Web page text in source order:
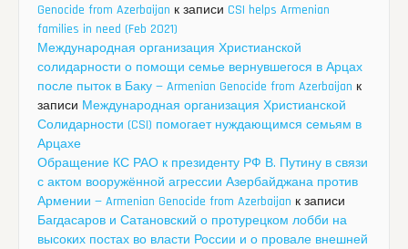
Genocide from Azerbaijan к записи CSI helps Armenian
families in need (Feb 2021)
Международная организация Христианской
солидарности о помощи семье вернувшегося в Арцах
после пыток в Баку — Armenian Genocide from Azerbaijan к
записи Международная организация Христианской
Солидарности (CSI) помогает нуждающимся семьям в
Арцахе
Обращение КС РАО к президенту РФ В. Путину в связи
с актом вооружённой агрессии Азербайджана против
Армении — Armenian Genocide from Azerbaijan к записи
Багдасаров и Сатановский о протурецком лобби на
высоких постах во власти России и о провале внешней